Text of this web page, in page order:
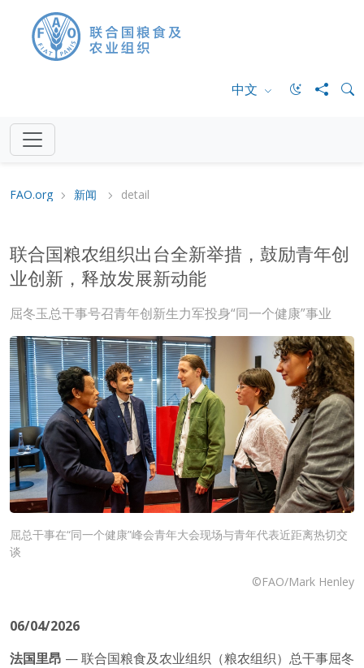
中文
FAO.org 新闻 detail
联合国粮农组织出台全新举措，鼓励青年创
业创新，释放发展新动能
屈冬玉总干事号召青年创新生力军投身“同一个健康”事业
屈总干事在“同一个健康”峰会青年大会现场与青年代表近距离热切交
谈
©FAO/Mark Henley
06/04/2026
法国里昂 — 联合国粮食及农业组织（粮农组织）总干事屈冬